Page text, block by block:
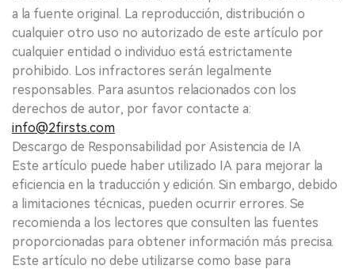
a la fuente original. La reproducción, distribución o
cualquier otro uso no autorizado de este artículo por
cualquier entidad o individuo está estrictamente
prohibido. Los infractores serán legalmente
responsables. Para asuntos relacionados con los
derechos de autor, por favor contacte a:
info@2firsts.com
Descargo de Responsabilidad por Asistencia de IA
Este artículo puede haber utilizado IA para mejorar la
eficiencia en la traducción y edición. Sin embargo, debido
a limitaciones técnicas, pueden ocurrir errores. Se
recomienda a los lectores que consulten las fuentes
proporcionadas para obtener información más precisa.
Este artículo no debe utilizarse como base para